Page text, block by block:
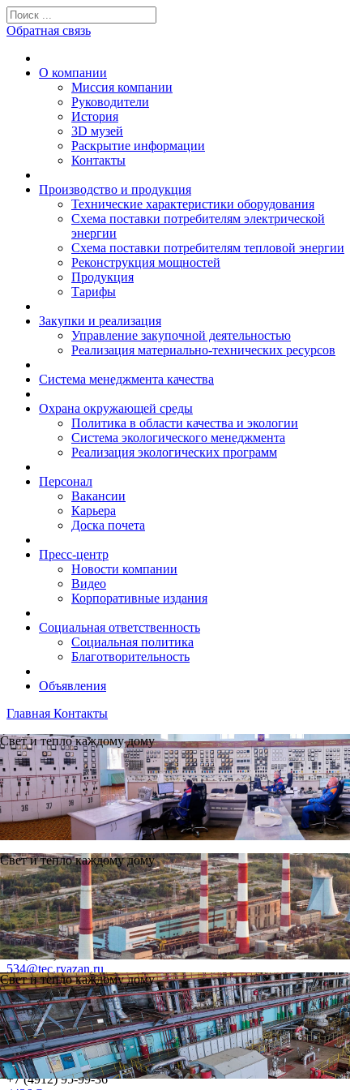
Обратная связь
О компании
Миссия компании
Руководители
История
3D музей
Раскрытие информации
Контакты
Производство и продукция
Технические характеристики оборудования
Схема поставки потребителям электрической
энергии
Схема поставки потребителям тепловой энергии
Реконструкция мощностей
Продукция
Тарифы
Закупки и реализация
Управление закупочной деятельностью
Реализация материально-технических ресурсов
Система менеджмента качества
Охрана окружающей среды
Политика в области качества и экологии
Система экологического менеджмента
Реализация экологических программ
Персонал
Вакансии
Карьера
Доска почета
Пресс-центр
Новости компании
Видео
Корпоративные издания
Социальная ответственность
Социальная политика
Благотворительность
Объявления
Главная Контакты
Свет и тепло каждому дому
Свет и тепло каждому дому
Свет и тепло каждому дому
Контакты
Приемная
+7 (4912) 24-13-61
+7 (4912) 24-13-62
534@tec.ryazan.ru
Канцелярия
тел./факс +7 (4912) 24-03-10
Помощник директора по связям с общественностью
+7 (4912) 95-99-36